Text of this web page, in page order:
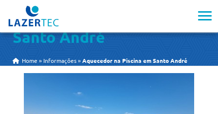
Aquecedor na Piscina em
Santo André
Home » Informações »Aquecedor na Piscina em Santo André